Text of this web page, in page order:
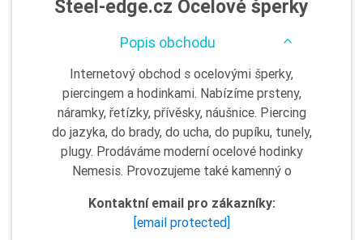
Steel-edge.cz Ocelové šperky
Popis obchodu
Internetový obchod s ocelovými šperky,
piercingem a hodinkami. Nabízíme prsteny,
náramky, řetízky, přívěsky, náušnice. Piercing
do jazyka, do brady, do ucha, do pupíku, tunely,
plugy. Prodáváme moderní ocelové hodinky
Nemesis. Provozujeme také kamenný o
Kontaktní email pro zákazníky:
[email protected]